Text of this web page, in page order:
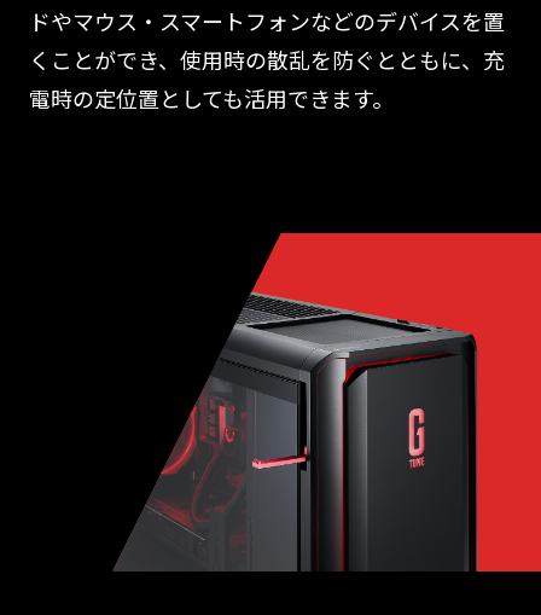
ドやマウス・スマートフォンなどのデバイスを置
くことができ、使用時の散乱を防ぐとともに、充
電時の定位置としても活用できます。